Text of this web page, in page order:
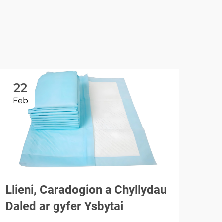
22
Feb
Llieni, Caradogion a Chyllydau
Daled ar gyfer Ysbytai